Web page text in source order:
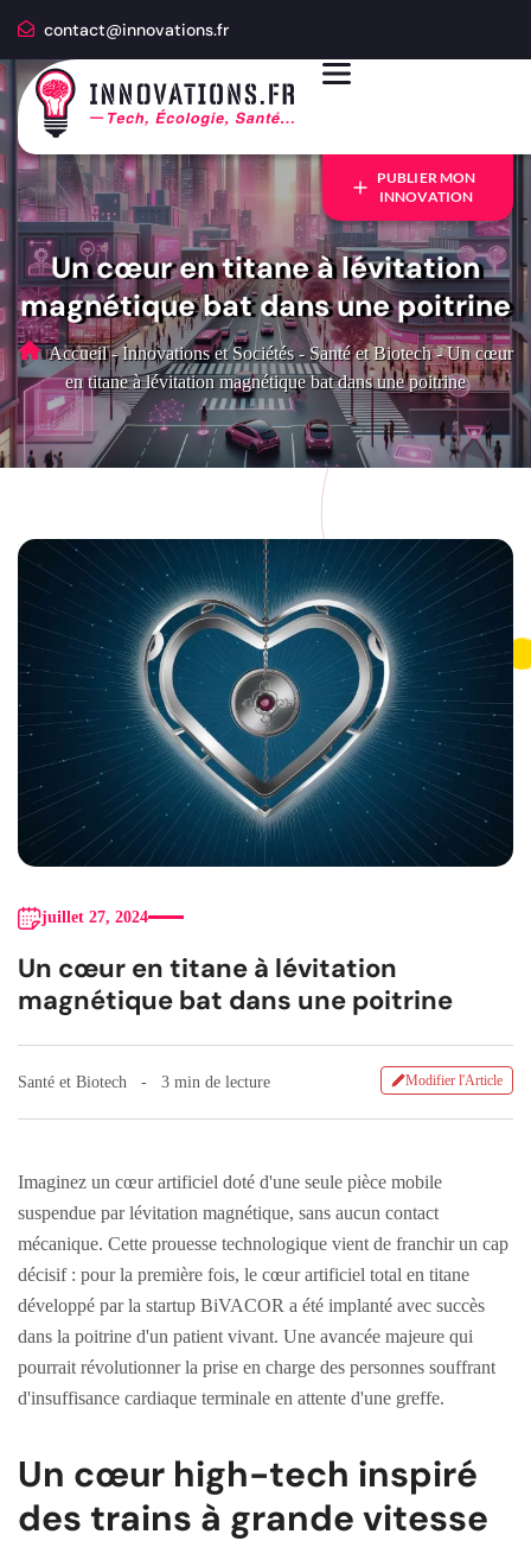
contact@innovations.fr
PUBLIER MON
INNOVATION
Un cœur en titane à lévitation
magnétique bat dans une poitrine
Accueil - Innovations et Sociétés - Santé et Biotech - Un cœur
en titane à lévitation magnétique bat dans une poitrine
juillet 27, 2024
Un cœur en titane à lévitation
magnétique bat dans une poitrine
Santé et Biotech 3 min de lecture Modifier l'Article
Imaginez un cœur artificiel doté d'une seule pièce mobile
suspendue par lévitation magnétique, sans aucun contact
mécanique. Cette prouesse technologique vient de franchir un cap
décisif : pour la première fois, le cœur artificiel total en titane
développé par la startup BiVACOR a été implanté avec succès
dans la poitrine d'un patient vivant. Une avancée majeure qui
pourrait révolutionner la prise en charge des personnes souffrant
d'insuffisance cardiaque terminale en attente d'une greffe.
Un cœur high-tech inspiré
des trains à grande vitesse